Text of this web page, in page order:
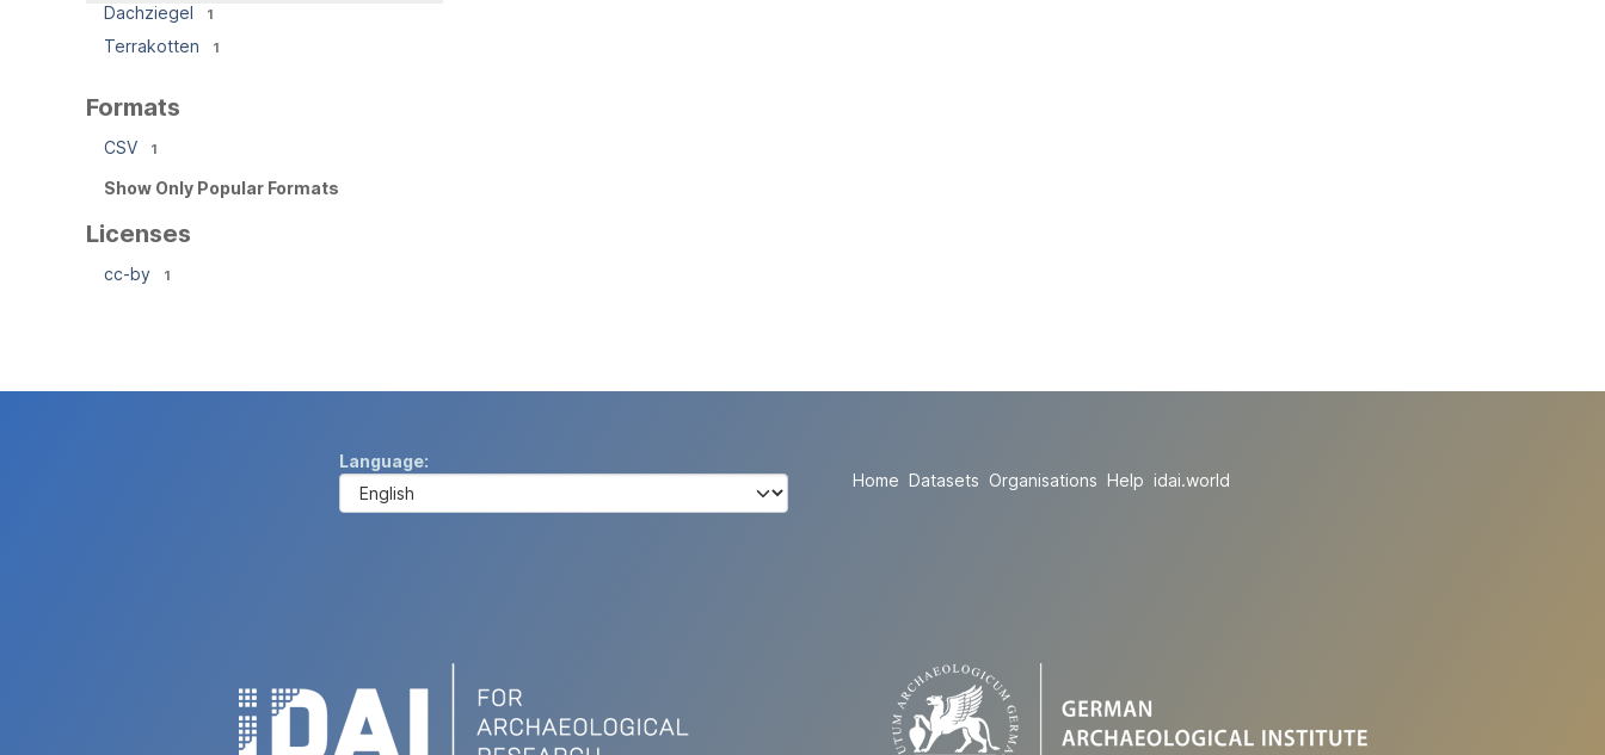
Dachziegel 1
Terrakotten 1
Formats
CSV 1
Show Only Popular Formats
Licenses
cc-by 1
Language
Home Datasets Organisations Help idai.world